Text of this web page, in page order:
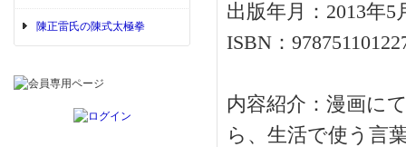
陳正雷氏の陳式太極拳
出版年月：2013年5
ISBN：
内容紹介：漫画に
ら、生活で使う言